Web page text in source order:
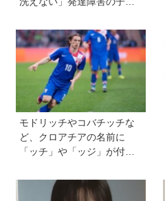
と・性教育のポイントは？
【『発達障害の子の性のル
ール』著者に聞いた】
モドリッチやコバチッチな
ど、クロアチアの名前に
「ッチ」や「ッジ」が付く
際問題】